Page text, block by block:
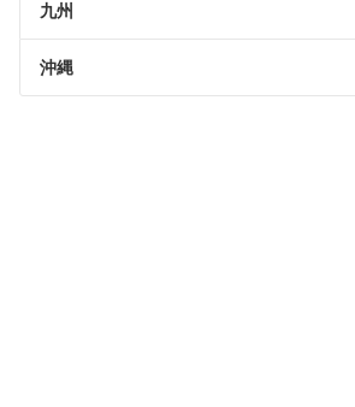
九州
沖縄